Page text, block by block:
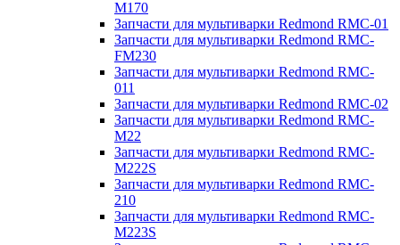
M170
Запчасти для мультиварки Redmond RMC-01
Запчасти для мультиварки Redmond RMC-
FM230
Запчасти для мультиварки Redmond RMC-
011
Запчасти для мультиварки Redmond RMC-02
Запчасти для мультиварки Redmond RMC-
M22
Запчасти для мультиварки Redmond RMC-
M222S
Запчасти для мультиварки Redmond RMC-
210
Запчасти для мультиварки Redmond RMC-
M223S